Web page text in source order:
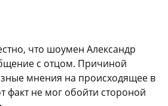
что шоумен Александр
с отцом. Причиной
мнения на происходящее в
факт не мог обойти стороной